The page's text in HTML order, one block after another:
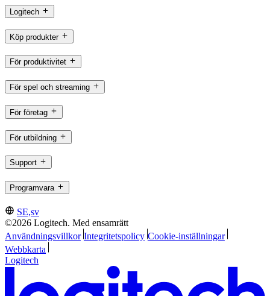
Logitech
Köp produkter
För produktivitet
För spel och streaming
För företag
För utbildning
Support
Programvara
SE,sv
©2026 Logitech. Med ensamrätt
Användningsvillkor Integritetspolicy Cookie-inställningar
Webbkarta
Logitech